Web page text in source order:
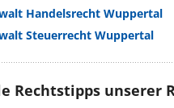
Handelsrecht Wuppertal
Steuerrecht Wuppertal
Rechtstipps unserer